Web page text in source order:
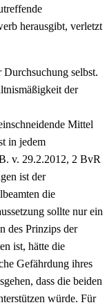
herausgibt, verletzt
selbst.
der
Mittel
in jedem
v. 29.2.2012, 2 BvR
ist der
die
sollte nur ein
des Prinzips der
ist, hätte die
Gefährdung ihres
dass die beiden
würde. Für